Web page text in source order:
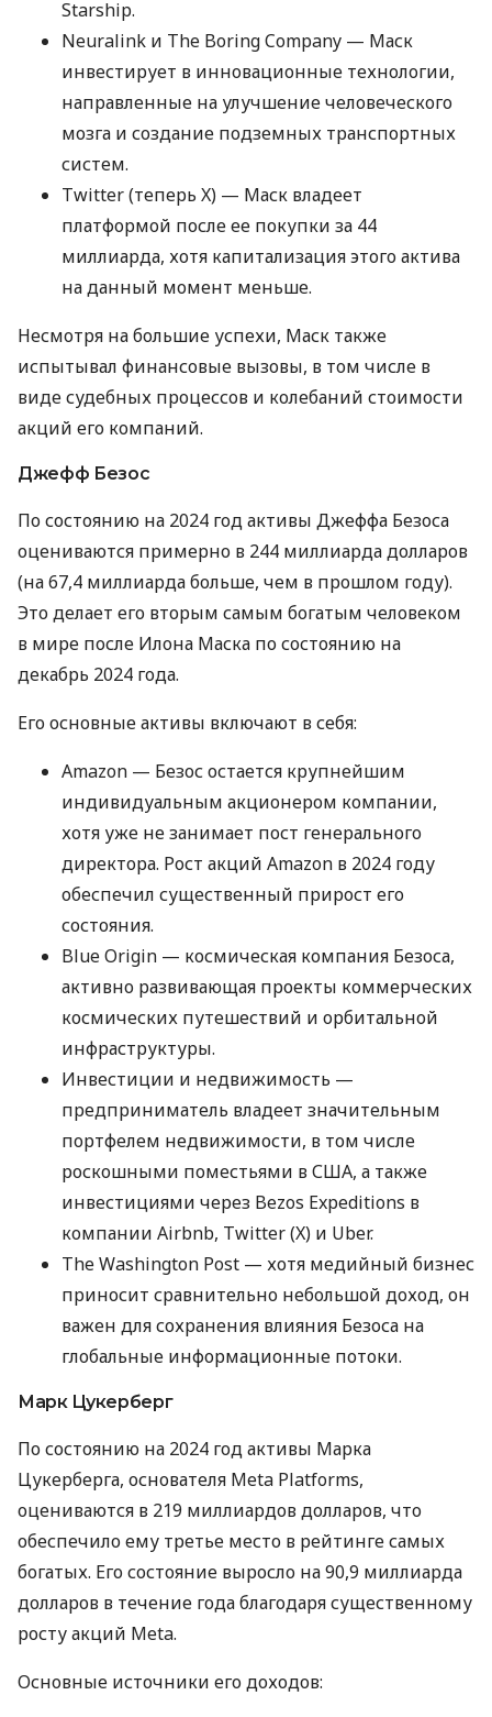
Starship.
Neuralink и The Boring Company — Маск
инвестирует в инновационные технологии,
направленные на улучшение человеческого
мозга и создание подземных транспортных
систем.
Twitter (теперь X) — Маск владеет
платформой после ее покупки за 44
миллиарда, хотя капитализация этого актива
на данный момент меньше.
Несмотря на большие успехи, Маск также
испытывал финансовые вызовы, в том числе в
виде судебных процессов и колебаний стоимости
акций его компаний.
Джефф Безос
По состоянию на 2024 год активы Джеффа Безоса
оцениваются примерно в 244 миллиарда долларов
(на 67,4 миллиарда больше, чем в прошлом году).
Это делает его вторым самым богатым человеком
в мире после Илона Маска по состоянию на
декабрь 2024 года.
Его основные активы включают в себя:
Amazon — Безос остается крупнейшим
индивидуальным акционером компании,
хотя уже не занимает пост генерального
директора. Рост акций Amazon в 2024 году
обеспечил существенный прирост его
состояния.
Blue Origin — космическая компания Безоса,
активно развивающая проекты коммерческих
космических путешествий и орбитальной
инфраструктуры.
Инвестиции и недвижимость —
предприниматель владеет значительным
портфелем недвижимости, в том числе
роскошными поместьями в США, а также
инвестициями через Bezos Expeditions в
компании Airbnb, Twitter (X) и Uber.
The Washington Post — хотя медийный бизнес
приносит сравнительно небольшой доход, он
важен для сохранения влияния Безоса на
глобальные информационные потоки.
Марк Цукерберг
По состоянию на 2024 год активы Марка
Цукерберга, основателя Meta Platforms,
оцениваются в 219 миллиардов долларов, что
обеспечило ему третье место в рейтинге самых
богатых. Его состояние выросло на 90,9 миллиарда
долларов в течение года благодаря существенному
росту акций Meta.
Основные источники его доходов: